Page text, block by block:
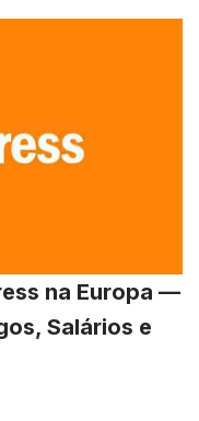
na Europa —
Salários e